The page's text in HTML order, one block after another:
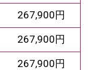
267,900円
267,900円
267,900円